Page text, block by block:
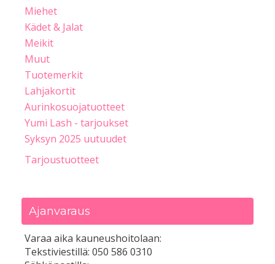
Miehet
Kädet & Jalat
Meikit
Muut
Tuotemerkit
Lahjakortit
Aurinkosuojatuotteet
Yumi Lash - tarjoukset
Syksyn 2025 uutuudet
Tarjoustuotteet
Ajanvaraus
Varaa aika kauneushoitolaan:
Tekstiviestillä: 050 586 0310